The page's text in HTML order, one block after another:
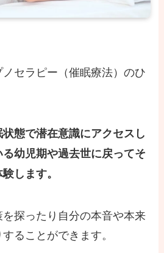
セラピー（催眠療法）のひ
態で潜在意識にアクセスし
幼児期や過去世に戻ってそ
します。
探ったり自分の本音や本来
ることができます。